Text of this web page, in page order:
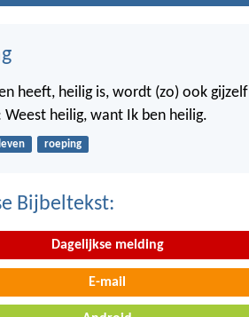
heeft, heilig is, wordt (zo) ook
heilig, want Ik ben heilig.
leven roeping
Bijbeltekst:
Dagelijkse melding
E-mail